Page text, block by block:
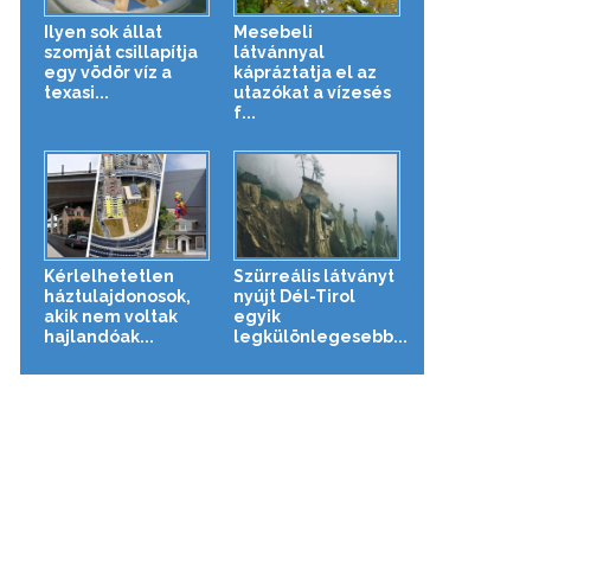
Ilyen sok állat
szomját csillapítja
egy vödör víz a
texasi...
Mesebeli
látvánnyal
kápráztatja el az
utazókat a vízesés
f...
Kérlelhetetlen
háztulajdonosok,
akik nem voltak
hajlandóak...
Szürreális látványt
nyújt Dél-Tirol
egyik
legkülönlegesebb...